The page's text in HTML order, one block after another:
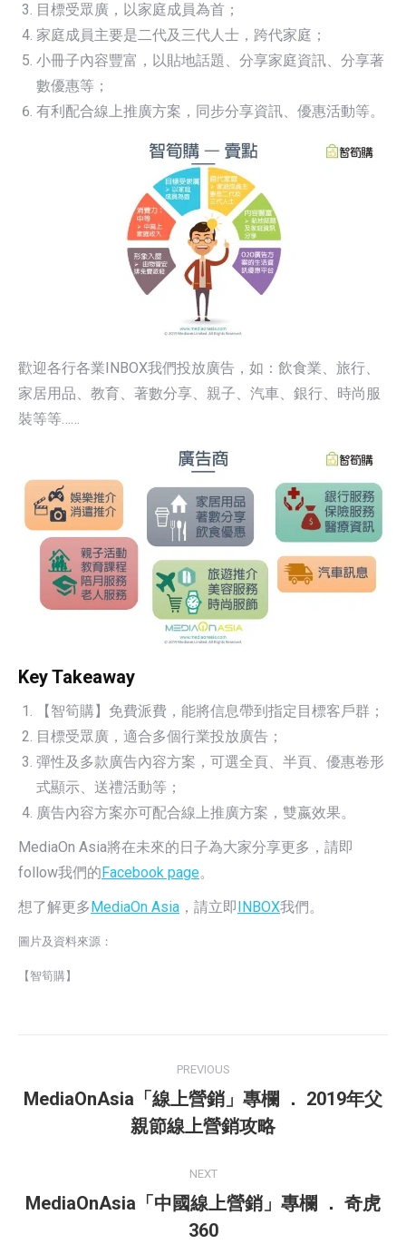
目標受眾廣，以家庭成員為首；
家庭成員主要是二代及三代人士，跨代家庭；
小冊子內容豐富，以貼地話題、分享家庭資訊、分享著
數優惠等；
有利配合線上推廣方案，同步分享資訊、優惠活動等。
歡迎各行各業INBOX我們投放廣告，如：飲食業、旅行、
家居用品、教育、著數分享、親子、汽車、銀行、時尚服
裝等等……
Key Takeaway
【智筍購】免費派費，能將信息帶到指定目標客戶群；
目標受眾廣，適合多個行業投放廣告；
彈性及多款廣告內容方案，可選全頁、半頁、優惠卷形
式顯示、送禮活動等；
廣告內容方案亦可配合線上推廣方案，雙嬴效果。
MediaOn Asia將在未來的日子為大家分享更多，請即
follow我們的Facebook page。
想了解更多MediaOn Asia ，請立即INBOX我們。
圖片及資料來源：
【智筍購】
navigation
PREVIOUS
Previous
post:
MediaOnAsia「線上營銷」專欄 ． 2019年父
親節線上營銷攻略
NEXT
Next
post:
MediaOnAsia「中國線上營銷」專欄 ． 奇虎
360